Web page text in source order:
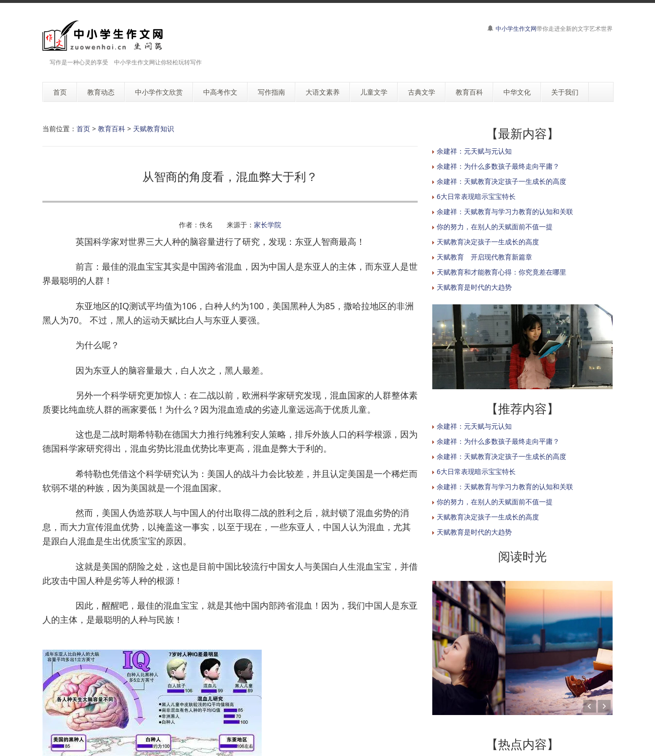
写作是一种心灵的享受 中小学生作文网让你轻松玩转写作
中小学生作文网带你走进全新的文字艺术世界
首页 教育动态 中小学作文欣赏 中高考作文 写作指南 大语文素养 儿童文学 古典文学 教育百科 中华文化 关于我们
当前位置： 首页 > 教育百科 > 天赋教育知识
从智商的角度看，混血弊大于利？
作者：佚名 来源于： 家长学院
英国科学家对世界三大人种的脑容量进行了研究，发现：东亚人智商最高！
前言：最佳的混血宝宝其实是中国跨省混血，因为中国人是东亚人的主体，而东亚人是世
界最聪明的人群！
东亚地区的IQ测试平均值为106，白种人约为100，美国黑种人为85，撒哈拉地区的非洲
黑人为70。 不过，黑人的运动天赋比白人与东亚人要强。
为什么呢？
因为东亚人的脑容量最大，白人次之，黑人最差。
另外一个科学研究更加惊人：在二战以前，欧洲科学家研究发现，混血国家的人群整体素
质要比纯血统人群的画家要低！为什么？因为混血造成的劣迹儿童远远高于优质儿童。
这也是二战时期希特勒在德国大力推行纯雅利安人策略，排斥外族人口的科学根源，因为
德国科学家研究得出，混血劣势比混血优势比率更高，混血是弊大于利的。
希特勒也凭借这个科学研究认为：美国人的战斗力会比较差，并且认定美国是一个稀烂而
软弱不堪的种族，因为美国就是一个混血国家。
然而，美国人伪造苏联人与中国人的付出取得二战的胜利之后，就封锁了混血劣势的消
息，而大力宣传混血优势，以掩盖这一事实，以至于现在，一些东亚人，中国人认为混血，尤其
是跟白人混血是生出优质宝宝的原因。
这就是美国的阴险之处，这也是目前中国比较流行中国女人与美国白人生混血宝宝，并借
此攻击中国人种是劣等人种的根源！
因此，醒醒吧，最佳的混血宝宝，就是其他中国内部跨省混血！因为，我们中国人是东亚
人的主体，是最聪明的人种与民族！
【最新内容】
余建祥：元天赋与元认知
余建祥：为什么多数孩子最终走向平庸？
余建祥：天赋教育决定孩子一生成长的高度
6大日常表现暗示宝宝特长
余建祥：天赋教育与学习力教育的认知和关联
你的努力，在别人的天赋面前不值一提
天赋教育决定孩子一生成长的高度
天赋教育 开启现代教育新篇章
天赋教育和才能教育心得：你究竟差在哪里
天赋教育是时代的大趋势
【推荐内容】
余建祥：元天赋与元认知
余建祥：为什么多数孩子最终走向平庸？
余建祥：天赋教育决定孩子一生成长的高度
6大日常表现暗示宝宝特长
余建祥：天赋教育与学习力教育的认知和关联
你的努力，在别人的天赋面前不值一提
天赋教育决定孩子一生成长的高度
天赋教育是时代的大趋势
阅读时光
【热点内容】